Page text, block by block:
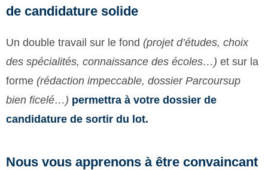
de candidature solide
Un double travail sur le fond (projet d’études, choix
des spécialités, connaissance des écoles…) et sur la
forme (rédaction impeccable, dossier Parcoursup
bien ficelé…) permettra à votre dossier de
candidature de sortir du lot.
Nous vous apprenons à être convaincant